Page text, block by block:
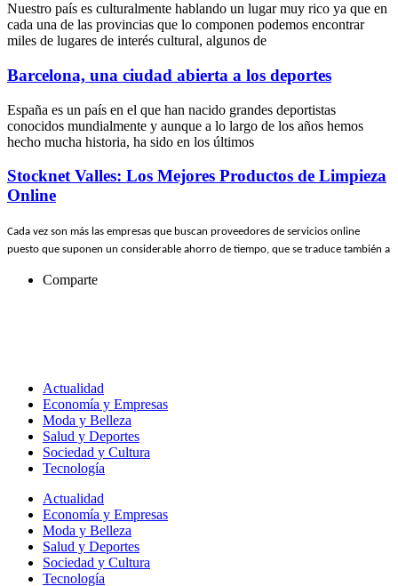
Nuestro país es culturalmente hablando un lugar muy rico ya que en
cada una de las provincias que lo componen podemos encontrar
miles de lugares de interés cultural, algunos de
Barcelona, una ciudad abierta a los deportes
España es un país en el que han nacido grandes deportistas
conocidos mundialmente y aunque a lo largo de los años hemos
hecho mucha historia, ha sido en los últimos
Stocknet Valles: Los Mejores Productos de Limpieza
Online
Cada vez son más las empresas que buscan proveedores de servicios online
puesto que suponen un considerable ahorro de tiempo, que se traduce también a
Comparte
Actualidad
Economía y Empresas
Moda y Belleza
Salud y Deportes
Sociedad y Cultura
Tecnología
Actualidad
Economía y Empresas
Moda y Belleza
Salud y Deportes
Sociedad y Cultura
Tecnología